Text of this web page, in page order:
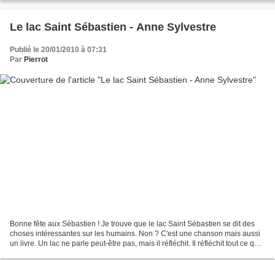
Le lac Saint Sébastien - Anne Sylvestre
Publié le 20/01/2010 à 07:31
Par Pierrot
Bonne fête aux Sébastien ! Je trouve que le lac Saint Sébastien se dit des
choses intéressantes sur les humains. Non ? C'est une chanson mais aussi
un livre. Un lac ne parle peut-être pas, mais il réfléchit. Il réfléchit tout ce qui